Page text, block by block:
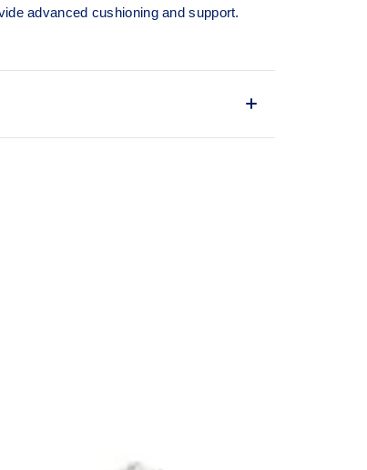
advanced cushioning and support.